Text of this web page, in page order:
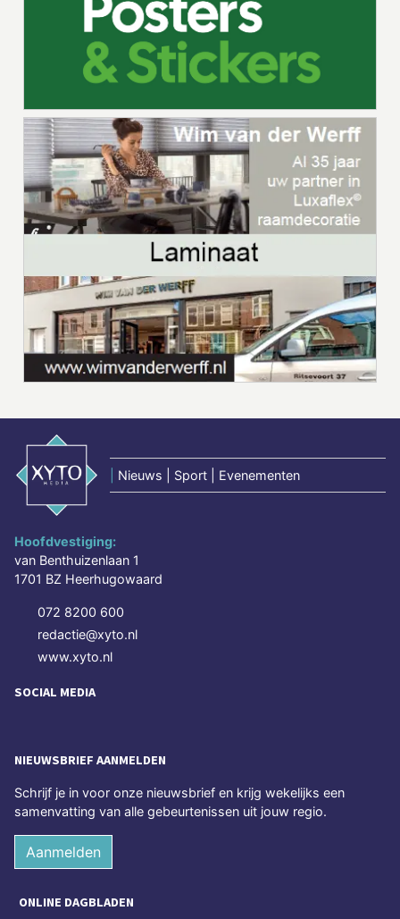
Nieuws | Sport | Evenementen
Hoofdvestiging:
van Benthuizenlaan 1
1701 BZ Heerhugowaard
072 8200 600
redactie@xyto.nl
www.xyto.nl
SOCIAL MEDIA
NIEUWSBRIEF AANMELDEN
Schrijf je in voor onze nieuwsbrief en krijg wekelijks een
samenvatting van alle gebeurtenissen uit jouw regio.
Aanmelden
ONLINE DAGBLADEN